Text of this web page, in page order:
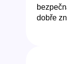
dobře